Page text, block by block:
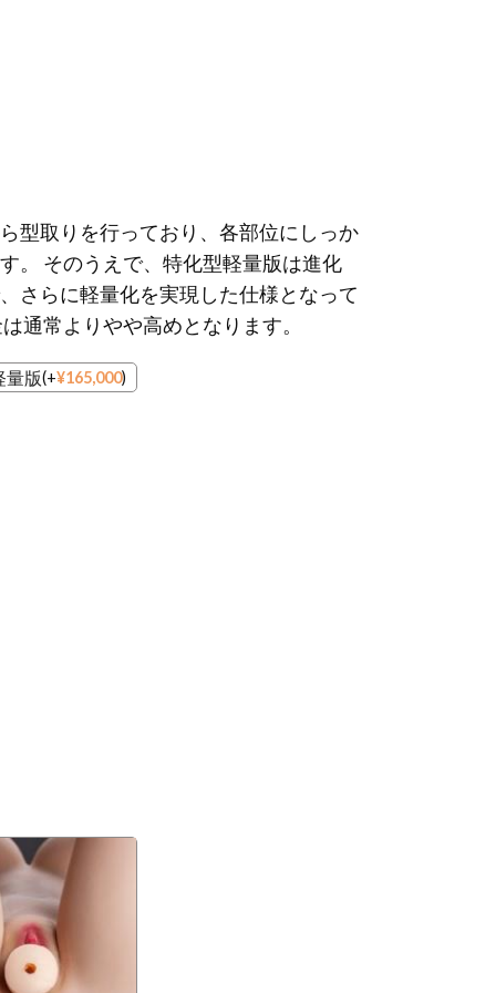
型取りを行っており、各部位にしっか
。 そのうえで、特化型軽量版は進化
さらに軽量化を実現した仕様となって
通常よりやや高めとなります。
量版(+¥165,000)